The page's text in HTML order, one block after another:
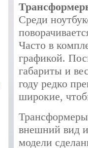
Среди
Часто в
графикой.
габариты и
году редко
широкие,
внешний вид
модели